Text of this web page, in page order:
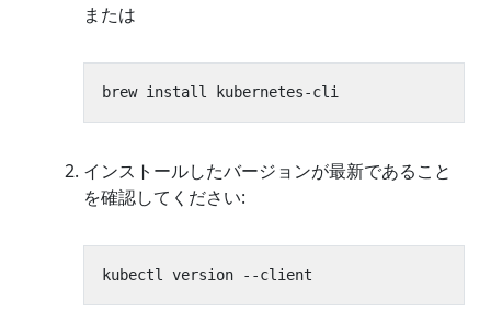
または
インストールしたバージョンが最新であること
を確認してください: